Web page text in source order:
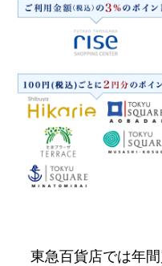
東急百貨店では年間